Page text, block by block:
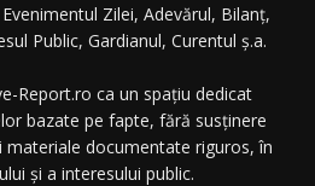
Zilei, Adevărul, Bilanț,
Public, Gardianul, Curentul ș.a.
Report.ro ca un spațiu dedicat
bazate pe fapte, fără susținere
materiale documentate riguros, în
și a interesului public.